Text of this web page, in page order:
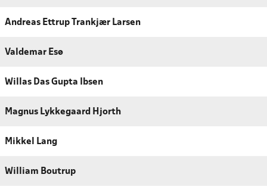
Andreas Ettrup Trankjær Larsen
Valdemar Esø
Willas Das Gupta Ibsen
Magnus Lykkegaard Hjorth
Mikkel Lang
William Boutrup